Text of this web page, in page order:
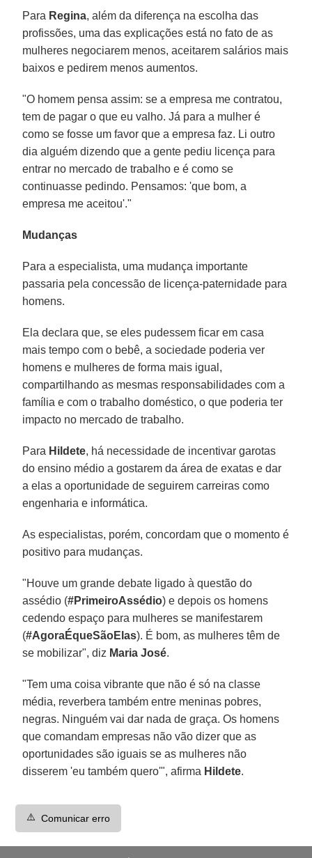
Para Regina, além da diferença na escolha das
profissões, uma das explicações está no fato de as
mulheres negociarem menos, aceitarem salários mais
baixos e pedirem menos aumentos.
"O homem pensa assim: se a empresa me contratou,
tem de pagar o que eu valho. Já para a mulher é
como se fosse um favor que a empresa faz. Li outro
dia alguém dizendo que a gente pediu licença para
entrar no mercado de trabalho e é como se
continuasse pedindo. Pensamos: 'que bom, a
empresa me aceitou'."
Mudanças
Para a especialista, uma mudança importante
passaria pela concessão de licença-paternidade para
homens.
Ela declara que, se eles pudessem ficar em casa
mais tempo com o bebê, a sociedade poderia ver
homens e mulheres de forma mais igual,
compartilhando as mesmas responsabilidades com a
família e com o trabalho doméstico, o que poderia ter
impacto no mercado de trabalho.
Para Hildete, há necessidade de incentivar garotas
do ensino médio a gostarem da área de exatas e dar
a elas a oportunidade de seguirem carreiras como
engenharia e informática.
As especialistas, porém, concordam que o momento é
positivo para mudanças.
"Houve um grande debate ligado à questão do
assédio (#PrimeiroAssédio) e depois os homens
cedendo espaço para mulheres se manifestarem
(#AgoraÉqueSãoElas). É bom, as mulheres têm de
se mobilizar", diz Maria José.
"Tem uma coisa vibrante que não é só na classe
média, reverbera também entre meninas pobres,
negras. Ninguém vai dar nada de graça. Os homens
que comandam empresas não vão dizer que as
oportunidades são iguais se as mulheres não
disserem 'eu também quero'", afirma Hildete.
⚠️ Comunicar erro